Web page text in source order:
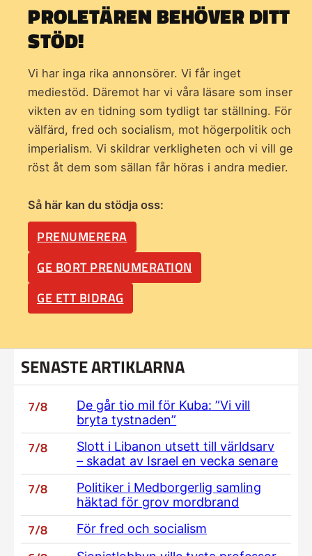
PROLETÄREN BEHÖVER DITT
STÖD!
Vi har inga rika annonsörer. Vi får inget
mediestöd. Däremot har vi våra läsare som inser
vikten av en tidning som tydligt tar ställning. För
välfärd, fred och socialism, mot högerpolitik och
imperialism. Vi skildrar verkligheten och vi vill ge
röst åt dem som sällan får höras i andra medier.
Så här kan du stödja oss:
PRENUMERERA
GE BORT PRENUMERATION
GE ETT BIDRAG
SENASTE ARTIKLARNA
7/8
De går tio mil för Kuba: ”Vi vill
bryta tystnaden”
7/8
Slott i Libanon utsett till världsarv
– skadat av Israel en vecka senare
7/8
Politiker i Medborgerlig samling
häktad för grov mordbrand
7/8 För fred och socialism